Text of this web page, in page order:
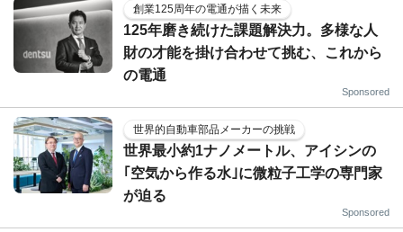
創業125周年の電通が描く未来
125年磨き続けた課題解決力。多様な人
財の才能を掛け合わせて挑む、これから
の電通
Sponsored
世界的自動車部品メーカーの挑戦
世界最小約1ナノメートル、アイシンの
｢空気から作る水｣に微粒子工学の専門家
が迫る
Sponsored